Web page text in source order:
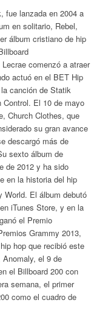
, fue lanzada en 2004 a
en solitario, Rebel,
álbum cristiano de hip
comenzó a atraer
actuó en el BET Hip
canción de Statik
Control. El 10 de mayo
Church Clothes, que
su gran avance
descargó más de
sexto álbum de
de 2012 y ha sido
en la historia del hip
World​. El álbum debutó
iTunes Store​, y en la
el Premio
Grammy 2013,
hop que recibió este
Anomaly, el 9 de
el Billboard 200 con
semana, el primer
como el cuadro de